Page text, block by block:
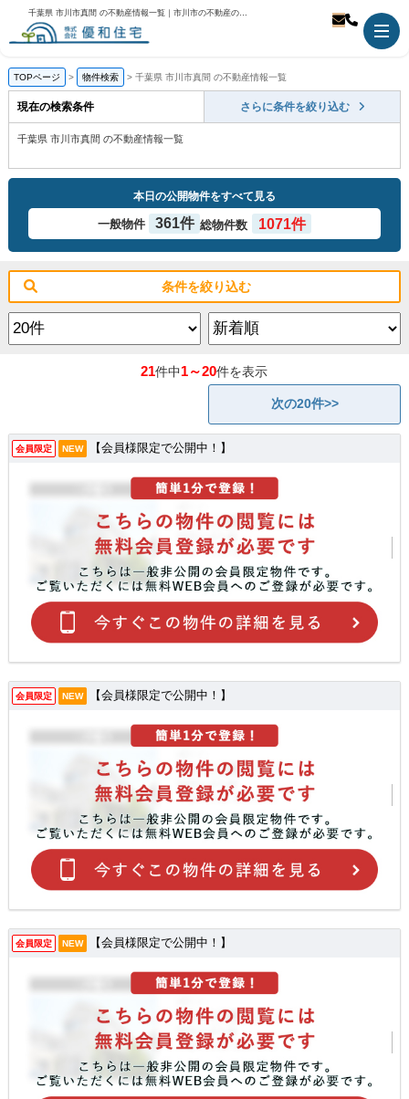
千葉県 市川市真間 の不動産情報一覧｜市川市の不動産のことなら優和住宅
TOPページ 物件検索 千葉県 市川市真間 の不動産情報一覧
現在の検索条件 さらに条件を絞り込む
千葉県 市川市真間 の不動産情報一覧
本日の公開物件をすべて見る
一般物件 361件 総物件数 1071件
条件を絞り込む
21件中1～20件を表示
次の20件>>
会員限定 NEW 【会員様限定で公開中！】
会員限定 NEW 【会員様限定で公開中！】
会員限定 NEW 【会員様限定で公開中！】